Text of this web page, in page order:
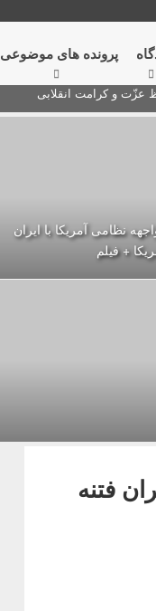
پرونده های موضوعی
نظامی آمریکا با ایران
+ فیلم
فتنه